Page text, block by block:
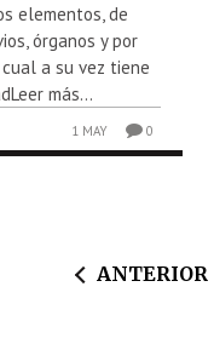
elementos, de
órganos y por
a su vez tiene
más...
1 MAY 0
ANTERIOR